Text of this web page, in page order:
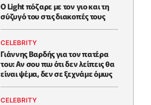
Ο Light πόζαρε με τον γιο και τη
σύζυγό του στις διακοπές τους
CELEBRITY
Γιάννης Βαρδής για τον πατέρα
του: Αν σου πω ότι δεν λείπεις θα
είναι ψέμα, δεν σε ξεχνάμε όμως
CELEBRITY